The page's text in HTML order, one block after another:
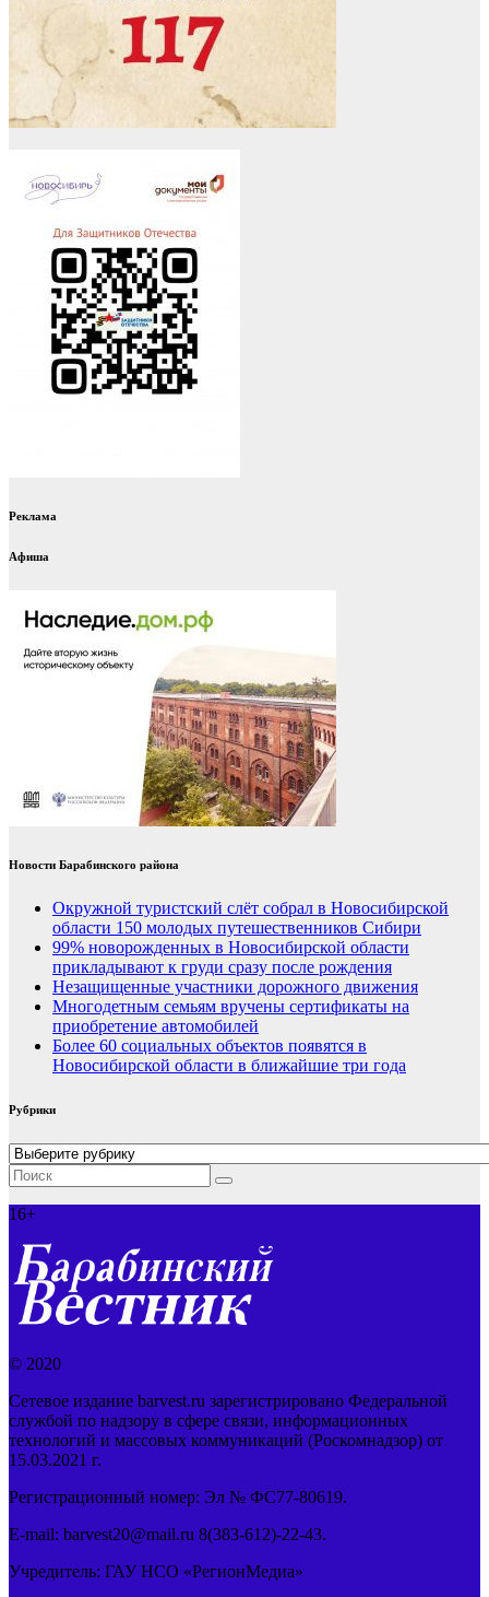
Реклама
Афиша
Новости Барабинского района
Окружной туристский слёт собрал в Новосибирской
области 150 молодых путешественников Сибири
99% новорожденных в Новосибирской области
прикладывают к груди сразу после рождения
Незащищенные участники дорожного движения
Многодетным семьям вручены сертификаты на
приобретение автомобилей
Более 60 социальных объектов появятся в
Новосибирской области в ближайшие три года
Рубрики
Рубрики
16+
© 2020
Сетевое издание barvest.ru зарегистрировано Федеральной
службой по надзору в сфере связи, информационных
технологий и массовых коммуникаций (Роскомнадзор) от
15.03.2021 г.
Регистрационный номер: Эл № ФС77-80619.
E-mail: barvest20@mail.ru 8(383-612)-22-43.
Учредитель: ГАУ НСО «РегионМедиа»